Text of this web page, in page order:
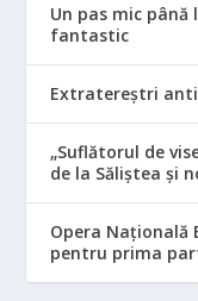
Un pas mic
fantastic
Extratereștri
„Suflătorul de
de la Săliștea și
Opera Națională
pentru prima